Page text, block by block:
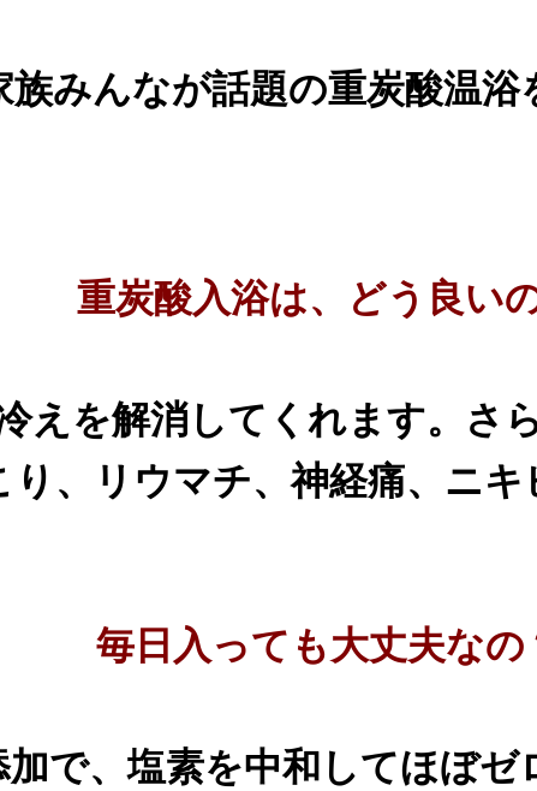
みんなが話題の重炭酸温浴
重炭酸入浴は、どう良い
えを解消してくれます。さ
り、リウマチ、神経痛、ニキ
毎日入っても大丈夫なの
で、塩素を中和してほぼ